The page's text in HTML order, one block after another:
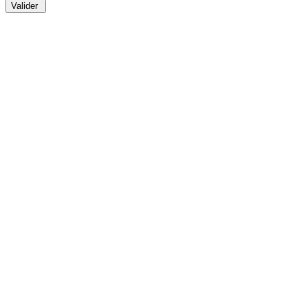
Valider